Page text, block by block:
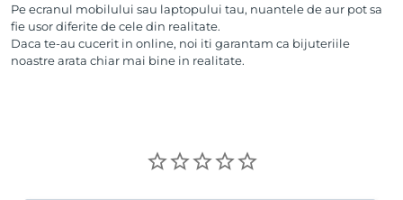
Pe ecranul mobilului sau laptopului tau, nuantele de aur pot sa
fie usor diferite de cele din realitate.
Daca te-au cucerit in online, noi iti garantam ca bijuteriile
noastre arata chiar mai bine in realitate.